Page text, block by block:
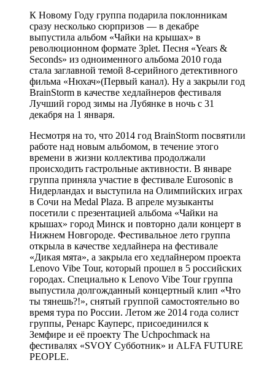
К Новому Году группа подарила поклонникам
сразу несколько сюрпризов — в декабре
выпустила альбом «Чайки на крышах» в
революционном формате 3plet. Песня «Years &
Seconds» из одноименного альбома 2010 года
стала заглавной темой 8-серийного детективного
фильма «Нюхач»(Первый канал). Ну а закрыли год
BrainStorm в качестве хедлайнеров фестиваля
Лучший город зимы на Лубянке в ночь с 31
декабря на 1 января.
Несмотря на то, что 2014 год BrainStorm посвятили
работе над новым альбомом, в течение этого
времени в жизни коллектива продолжали
происходить гастрольные активности. В январе
группа приняла участие в фестивале Eurosonic в
Нидерландах и выступила на Олимпийских играх
в Сочи на Medal Plaza. В апреле музыканты
посетили с презентацией альбома «Чайки на
крышах» город Минск и повторно дали концерт в
Нижнем Новгороде. Фестивальное лето группа
открыла в качестве хедлайнера на фестивале
«Дикая мята», а закрыла его хедлайнером проекта
Lenovo Vibe Tour, который прошел в 5 российских
городах. Специально к Lenovo Vibe Tour группа
выпустила долгожданный концертный клип «Что
ты тянешь?!», снятый группой самостоятельно во
время тура по России. Летом же 2014 года солист
группы, Ренарс Кауперс, присоединился к
Земфире и её проекту The Uchpochmack на
фестивалях «SVOY Субботник» и ALFA FUTURE
PEOPLE.